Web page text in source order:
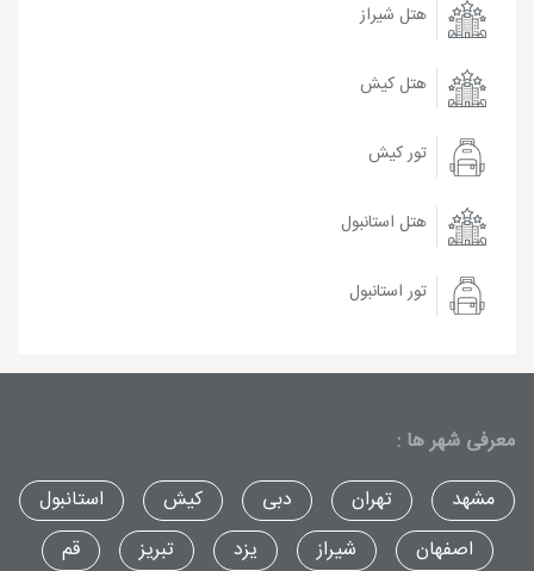
هتل شیراز
هتل کیش
تور کیش
هتل استانبول
تور استانبول
معرفی شهر ها :
مشهد
تهران دبی کیش
استانبول
اصفهان
شیراز یزد تبریز قم